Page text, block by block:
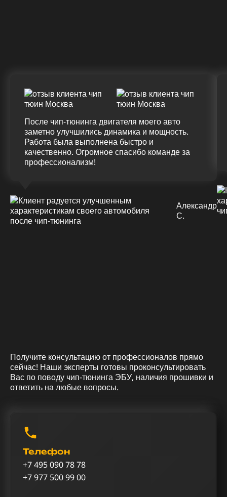
После чип-тюнинга двигателя моего авто
заметно улучшились динамика и мощность.
Работа была выполнена быстро и
качественно. Огромное спасибо команде за
профессионализм!
Александр
С.
Получите консультацию от профессионалов прямо
сейчас! Наши эксперты готовы проконсультировать
Вас по поводу чип-тюнинга ЭБУ, наличия прошивки и
ответить на любые вопросы.
Телефон
+7 495 090 78 78
+7 977 500 99 00